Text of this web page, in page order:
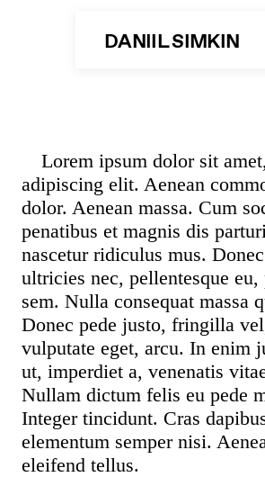
DANIIL SIMKIN
STUDIO SIMKIN
DANCE
ON STAGE
FACEBOOK INSTAGRAM
CONTACT IMPRINT
Lorem ipsum dolor sit
adipiscing elit. Aenean
dolor. Aenean massa. Cum
penatibus et magnis dis
nascetur ridiculus mus.
ultricies nec, pellentesque
sem. Nulla consequat massa
Donec pede justo, fringilla
vulputate eget, arcu. In enim
ut, imperdiet a, venenatis
Nullam dictum felis eu pede
Integer tincidunt. Cras
elementum semper nisi.
eleifend tellus.